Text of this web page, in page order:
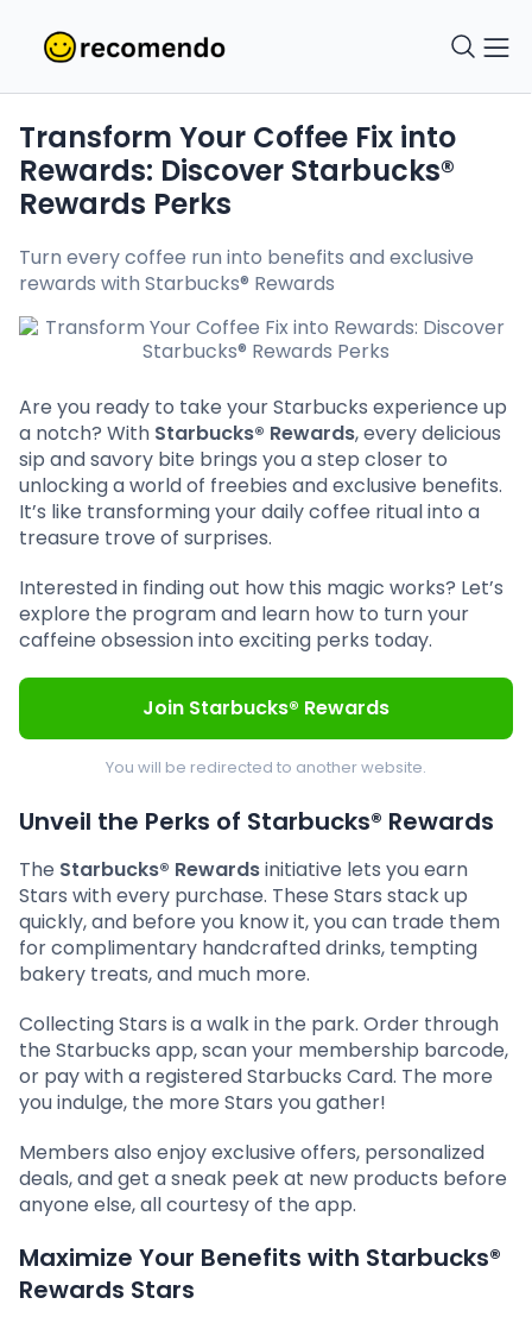
Transform Your Coffee Fix into
Rewards: Discover Starbucks®
Rewards Perks
Turn every coffee run into benefits and exclusive
rewards with Starbucks® Rewards
Are you ready to take your Starbucks experience up
a notch? With Starbucks® Rewards, every delicious
sip and savory bite brings you a step closer to
unlocking a world of freebies and exclusive benefits.
It’s like transforming your daily coffee ritual into a
treasure trove of surprises.
Interested in finding out how this magic works? Let’s
explore the program and learn how to turn your
caffeine obsession into exciting perks today.
Join Starbucks® Rewards
You will be redirected to another website.
Unveil the Perks of Starbucks® Rewards
The Starbucks® Rewardsinitiative lets you earn
Stars with every purchase. These Stars stack up
quickly, and before you know it, you can trade them
for complimentary handcrafted drinks, tempting
bakery treats, and much more.
Collecting Stars is a walk in the park. Order through
the Starbucks app, scan your membership barcode,
or pay with a registered Starbucks Card. The more
you indulge, the more Stars you gather!
Members also enjoy exclusive offers, personalized
deals, and get a sneak peek at new products before
anyone else, all courtesy of the app.
Maximize Your Benefits with Starbucks®
Rewards Stars